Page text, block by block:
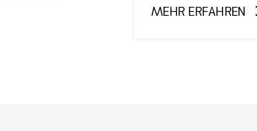
MEHR ERFAHREN